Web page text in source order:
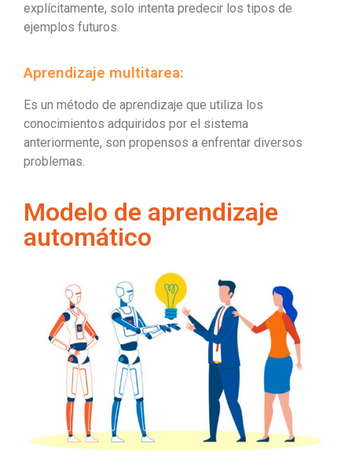
explícitamente, solo intenta predecir los tipos de
ejemplos futuros.
Aprendizaje multitarea:
Es un método de aprendizaje que utiliza los
conocimientos adquiridos por el sistema
anteriormente, son propensos a enfrentar diversos
problemas.
Modelo de aprendizaje
automático